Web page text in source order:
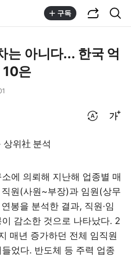
구독
는 아니다... 한국 억
10은
상위社 분석
에 의뢰해 지난해 업종별 매
원(사원~부장)과 임원(상무
봉을 분석한 결과, 직원·임
감소한 것으로 나타났다. 2
매년 증가하던 전체 임직원
었다. 반도체 등 주력 업종